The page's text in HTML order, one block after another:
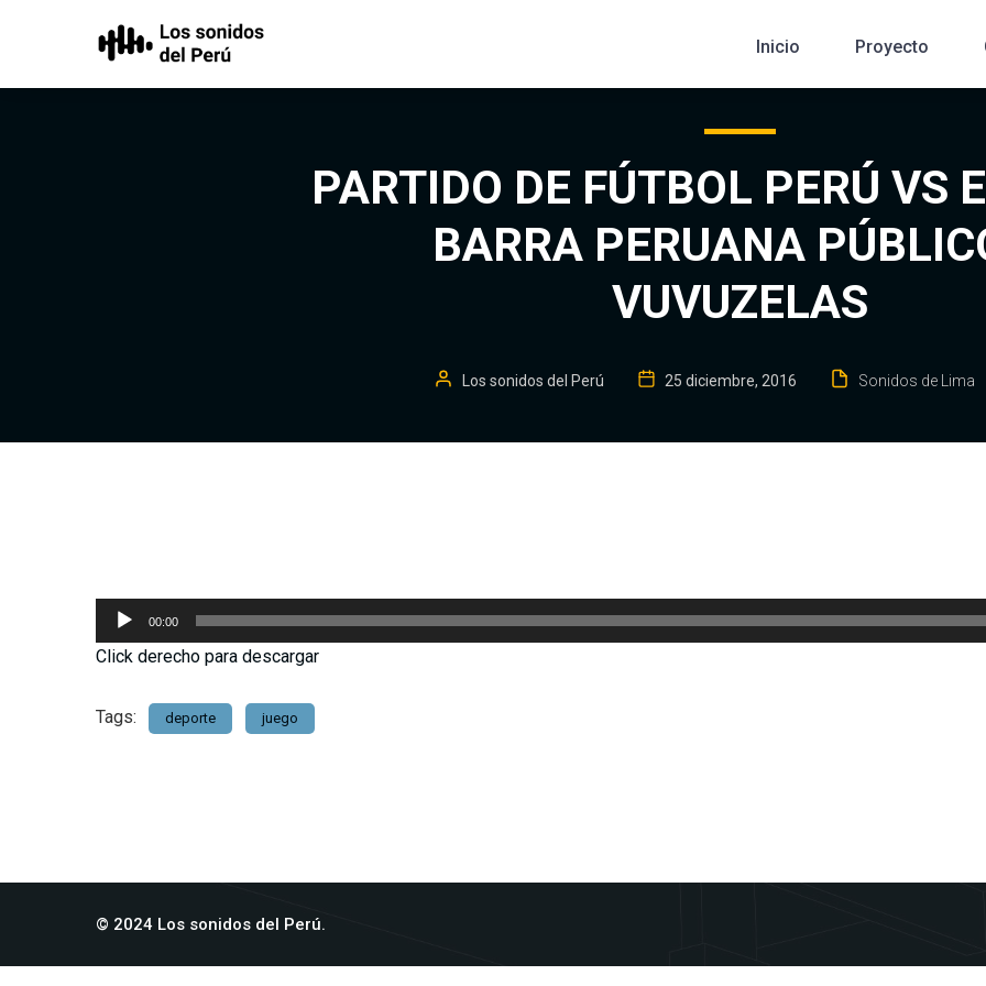
Inicio Proyecto
PARTIDO DE FÚTBOL PERÚ VS
BARRA PERUANA
VUVUZELAS
Los sonidos del Perú 25 diciembre, 2016 Sonidos de Lima
Reproductor
de
audio
00:00
Click derecho para descargar
Tags: deporte juego
© 2024 Los sonidos del Perú.